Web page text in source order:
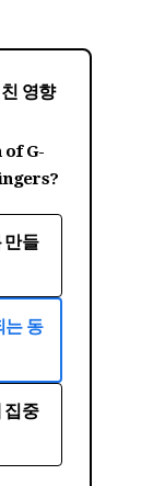
영향
G-
만들
는 동
집중